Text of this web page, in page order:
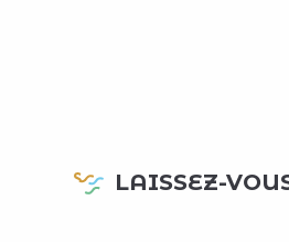
LAISSEZ-